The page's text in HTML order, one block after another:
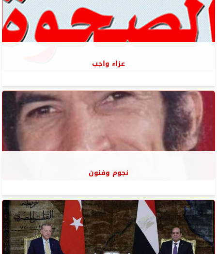
عزاء واجب
نجوم وفنون